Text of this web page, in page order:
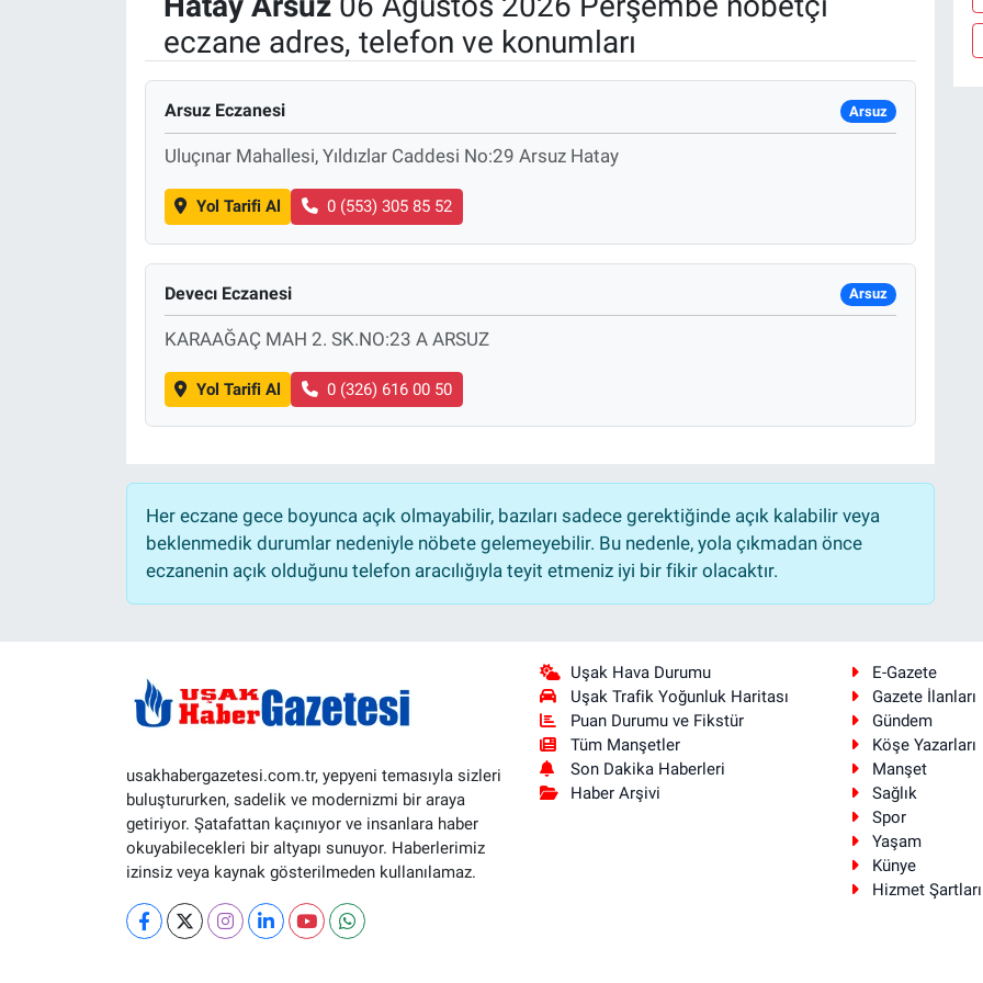
eczane adres, telefon ve konumları
Arsuz Eczanesi Arsuz
Uluçınar Mahallesi, Yıldızlar Caddesi No:29 Arsuz Hatay
Yol Tarifi Al 0 (553) 305 85 52
Devecı Eczanesi Arsuz
KARAAĞAÇ MAH 2. SK.NO:23 A ARSUZ
Yol Tarifi Al 0 (326) 616 00 50
Her eczane gece boyunca açık olmayabilir, bazıları sadece gerektiğinde açık kalabilir veya
beklenmedik durumlar nedeniyle nöbete gelemeyebilir. Bu nedenle, yola çıkmadan önce
eczanenin açık olduğunu telefon aracılığıyla teyit etmeniz iyi bir fikir olacaktır.
usakhabergazetesi.com.tr, yepyeni temasıyla sizleri
buluştururken, sadelik ve modernizmi bir araya
getiriyor. Şatafattan kaçınıyor ve insanlara haber
okuyabilecekleri bir altyapı sunuyor. Haberlerimiz
izinsiz veya kaynak gösterilmeden kullanılamaz.
Uşak Hava Durumu
Uşak Trafik Yoğunluk Haritası
Puan Durumu ve Fikstür
Tüm Manşetler
Son Dakika Haberleri
Haber Arşivi
E-Gazete
Gazete İlanları
Gündem
Köşe Yazarları
Manşet
Sağlık
Spor
Yaşam
Künye
Hizmet Şartları
Uşak Haberleri